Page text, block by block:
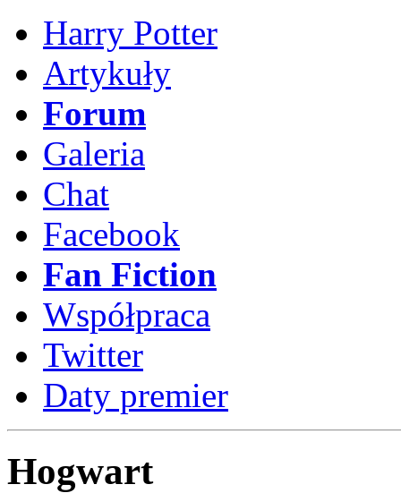
Harry Potter
Artykuły
Forum
Galeria
Chat
Facebook
Fan Fiction
Współpraca
Twitter
Daty premier
Hogwart